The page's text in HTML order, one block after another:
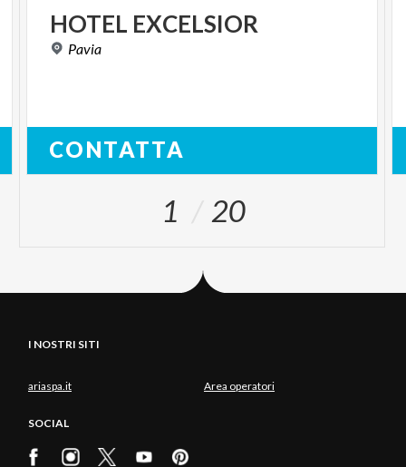
HOTEL EXCELSIOR
Pavia
CONTATTA
1 20
I NOSTRI SITI
ariaspa.it Area operatori
SOCIAL